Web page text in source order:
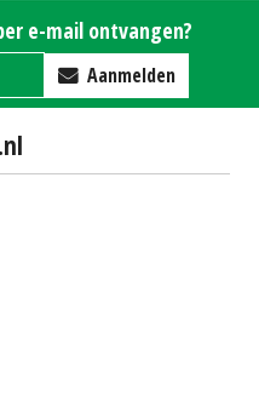
e-mail ontvangen?
Aanmelden